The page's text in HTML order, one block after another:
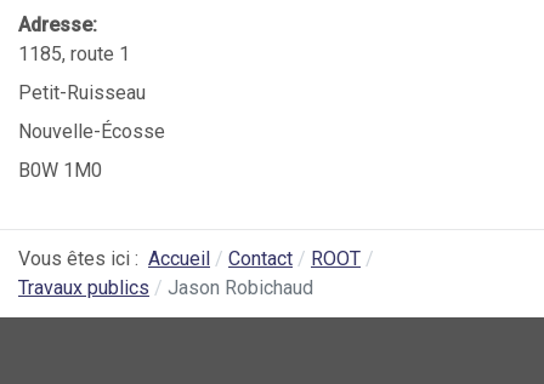
Adresse:
1185, route 1
Petit-Ruisseau
Nouvelle-Écosse
B0W 1M0
Vous êtes ici : Accueil Contact
ROOT
Travaux publics
Jason Robichaud